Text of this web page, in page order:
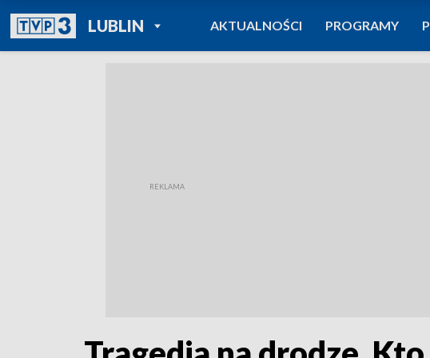
LUBLINPOWRÓT DO
TVP REGIONY
AKTUALNOŚCI PROGRAMY